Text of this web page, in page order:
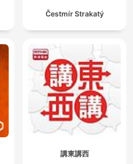
Čestmír Strakatý
講東講西